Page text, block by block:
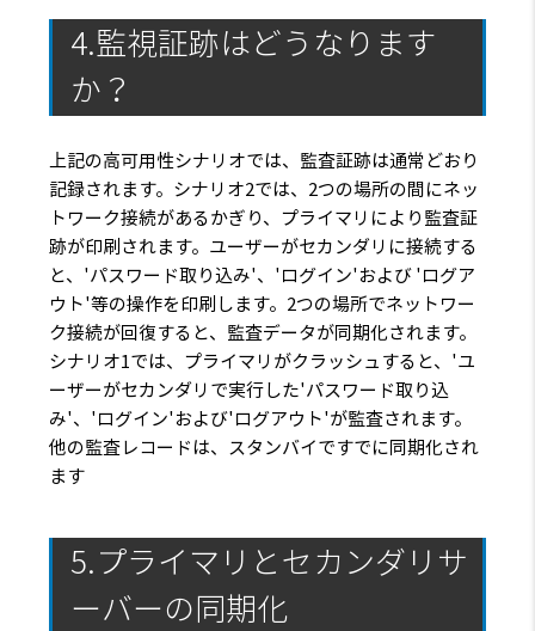
4.監視証跡はどうなります
か？
上記の高可用性シナリオでは、監査証跡は通常どおり
記録されます。シナリオ2では、2つの場所の間にネッ
トワーク接続があるかぎり、プライマリにより監査証
跡が印刷されます。ユーザーがセカンダリに接続する
と、'パスワード取り込み'、'ログイン'および 'ログア
ウト'等の操作を印刷します。2つの場所でネットワー
ク接続が回復すると、監査データが同期化されます。
シナリオ1では、プライマリがクラッシュすると、'ユ
ーザーがセカンダリで実行した'パスワード取り込
み'、'ログイン'および'ログアウト'が監査されます。
他の監査レコードは、スタンバイですでに同期化され
ます
5.プライマリとセカンダリサ
ーバーの同期化